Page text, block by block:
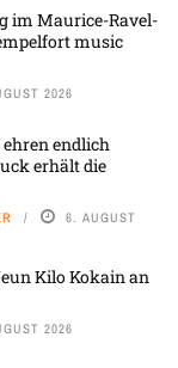
im Maurice-Ravel-
music
2026
endlich
erhält die
6. AUGUST
Kilo Kokain an
2026